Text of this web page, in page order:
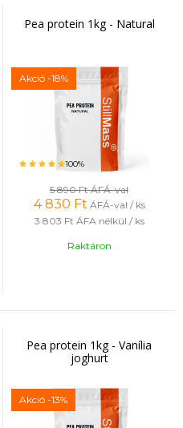
Pea protein 1kg - Natural
Akció -18%
100%
5 890 FtÁFÁ-val
4 830 Ft ÁFÁ-val / ks
3 803 Ft ÁFA nélkül / ks
Raktáron
Pea protein 1kg - Vanília
joghurt
Akció -13%